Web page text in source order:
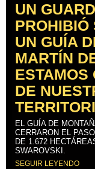
UN
PROHIBIÓ
UN GUÍA
MARTÍN
ESTAMOS
DE
EL GUÍA DE
CERRARON EL
DE 1.672
SWAROVSKI.
SEGUIR LEYENDO